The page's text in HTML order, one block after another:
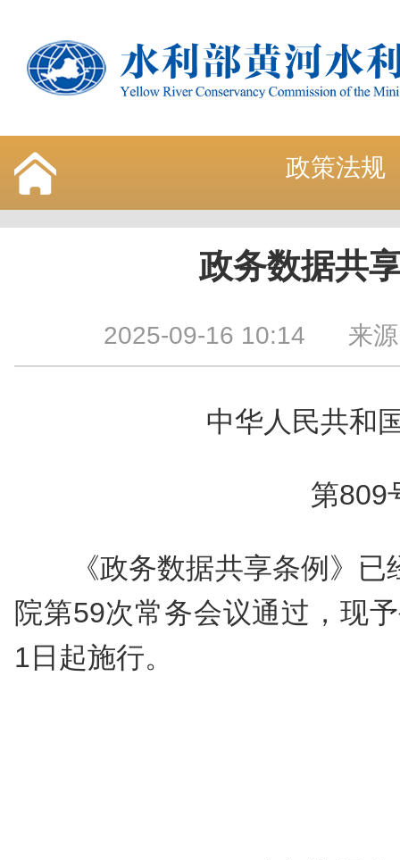
政策法规
政务数据共
2025-09-16 10:14 来源
中华人民共和
第809
《政务数据共享条例》
院第59次常务会议通过，现
1日起施行。